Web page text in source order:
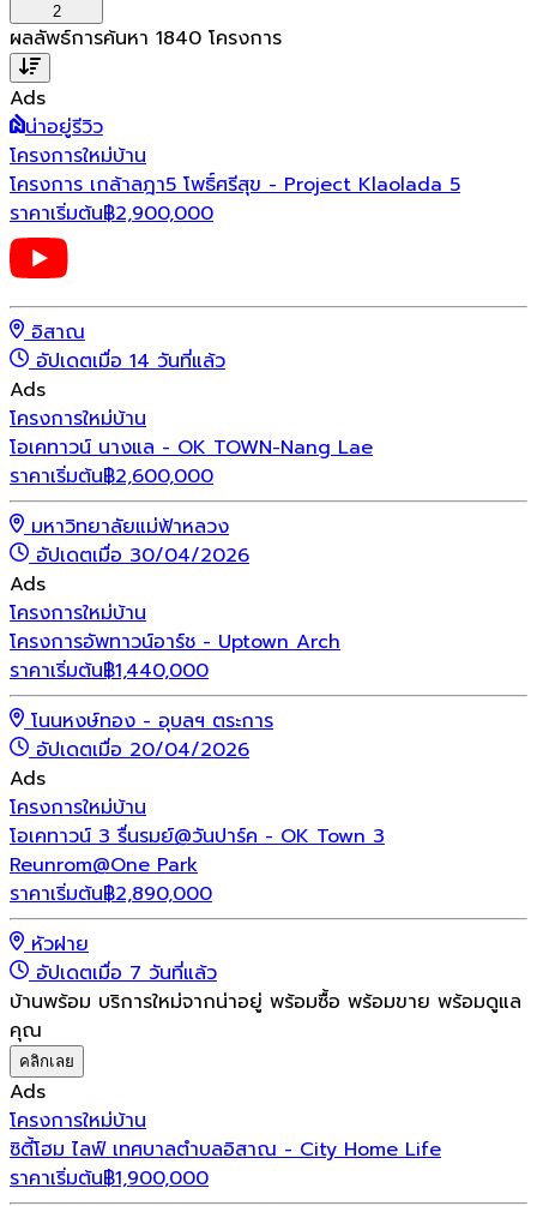
2
ผลลัพธ์การค้นหา 1840 โครงการ
Ads
น่าอยู่รีวิว
โครงการใหม่บ้าน
โครงการ เกล้าลฎา5 โพธิ์ศรีสุข - Project Klaolada 5
ราคาเริ่มต้น฿2,900,000
อิสาณ
อัปเดตเมื่อ 14 วันที่แล้ว
Ads
โครงการใหม่บ้าน
โอเคทาวน์ นางแล - OK TOWN-Nang Lae
ราคาเริ่มต้น฿2,600,000
มหาวิทยาลัยแม่ฟ้าหลวง
อัปเดตเมื่อ 30/04/2026
Ads
โครงการใหม่บ้าน
โครงการอัพทาวน์อาร์ช - Uptown Arch
ราคาเริ่มต้น฿1,440,000
โนนหงษ์ทอง - อุบลฯ ตระการ
อัปเดตเมื่อ 20/04/2026
Ads
โครงการใหม่บ้าน
โอเคทาวน์ 3 รื่นรมย์@วันปาร์ค - OK Town 3
Reunrom@One Park
ราคาเริ่มต้น฿2,890,000
หัวฝาย
อัปเดตเมื่อ 7 วันที่แล้ว
บ้านพร้อม บริการใหม่จากน่าอยู่ พร้อมซื้อ พร้อมขาย พร้อมดูแล
คุณ
คลิกเลย
Ads
โครงการใหม่บ้าน
ซิตี้โฮม ไลฟ์ เทศบาลตำบลอิสาณ - City Home Life
ราคาเริ่มต้น฿1,900,000